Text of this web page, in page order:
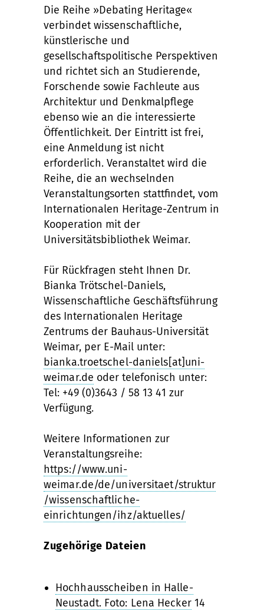
Die Reihe »Debating Heritage«
verbindet wissenschaftliche,
künstlerische und
gesellschaftspolitische Perspektiven
und richtet sich an Studierende,
Forschende sowie Fachleute aus
Architektur und Denkmalpflege
ebenso wie an die interessierte
Öffentlichkeit. Der Eintritt ist frei,
eine Anmeldung ist nicht
erforderlich. Veranstaltet wird die
Reihe, die an wechselnden
Veranstaltungsorten stattfindet, vom
Internationalen Heritage-Zentrum in
Kooperation mit der
Universitätsbibliothek Weimar.
Für Rückfragen steht Ihnen Dr.
Bianka Trötschel-Daniels,
Wissenschaftliche Geschäftsführung
des Internationalen Heritage
Zentrums der Bauhaus-Universität
Weimar, per E-Mail unter:
bianka.troetschel-daniels[at]uni-
weimar.de oder telefonisch unter:
Tel: +49 (0)3643 / 58 13 41 zur
Verfügung.
Weitere Informationen zur
Veranstaltungsreihe:
https://www.uni-
weimar.de/de/universitaet/struktur
/wissenschaftliche-
einrichtungen/ihz/aktuelles/
Zugehörige Dateien
Hochhausscheiben in Halle-
Neustadt. Foto: Lena Hecker14